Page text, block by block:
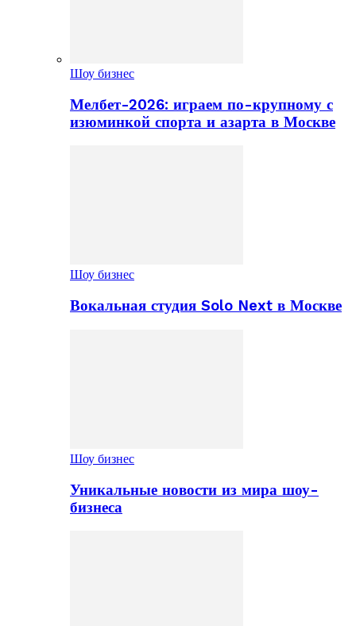
Шоу бизнес
Мелбет-2026: играем по-крупному с
изюминкой спорта и азарта в Москве
Шоу бизнес
Вокальная студия Solo Next в Москве
Шоу бизнес
Уникальные новости из мира шоу-
бизнеса